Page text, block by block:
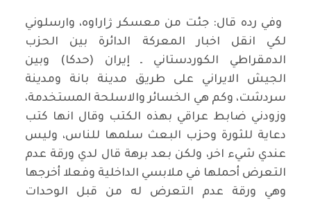
‌ وفي رده قال: جئت من معسكر ژاراوه‌، وارسلوني
لكي انقل اخبار المعركة الدائرة بين الحزب
الدمقراطي الكوردستاني ـ إيران (حدكا) وبين
الجيش الايراني على طريق مدينة بانة ومدينة
سردشت، وكم هي الخسائر والاسلحة المستخدمة،
وزودني ضابط عراقي بهذه الكتب وقال انها كتب
دعاية للثورة وحزب البعث سلمها للناس، وليس
عندي شيء اخر، ولكن بعد برهة قال لدي ورقة عدم
التعرض أحملها في ملابسي الداخلية وفعلا أخرجها
وهي ورقة عدم التعرض له من قبل الوحدات